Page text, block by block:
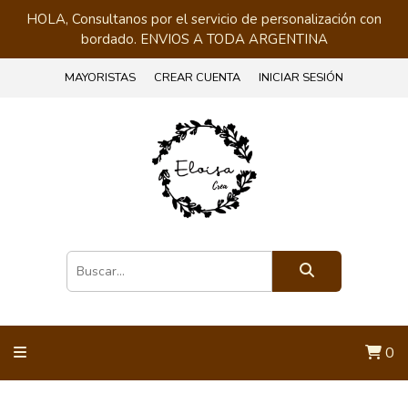
HOLA, Consultanos por el servicio de personalización con
bordado. ENVIOS A TODA ARGENTINA
MAYORISTAS CREAR CUENTA INICIAR SESIÓN
0